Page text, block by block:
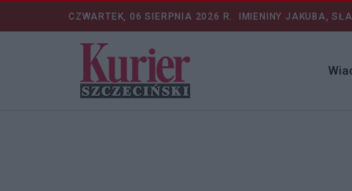
CZWARTEK, 06 SIERPNIA 2026 R. IMIENINY JAKUBA,